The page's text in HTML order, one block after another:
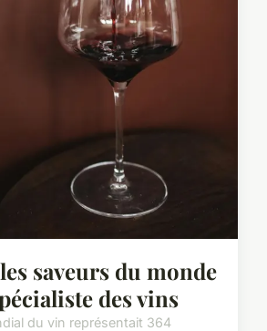
saveurs du monde
des vins
du vin représentait 364